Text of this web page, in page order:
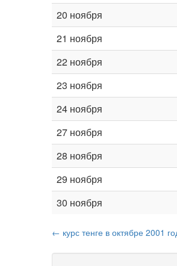
20 ноября
21 ноября
22 ноября
23 ноября
24 ноября
27 ноября
28 ноября
29 ноября
30 ноября
← курс тенге в октябре 2001